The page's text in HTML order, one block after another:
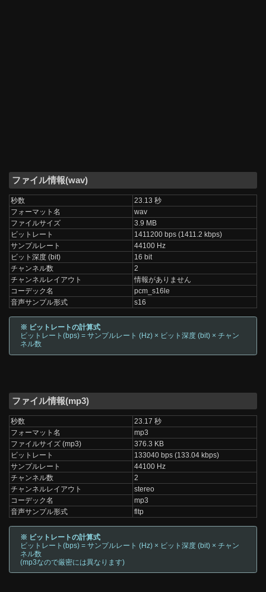
ファイル情報(wav)
秒数
23.13 秒
フォーマット名
wav
ファイルサイズ
3.9 MB
ビットレート
1411200 bps (1411.2 kbps)
サンプルレート
44100 Hz
ビット深度 (bit)
16 bit
チャンネル数
2
チャンネルレイアウト
情報がありません
コーデック名
pcm_s16le
音声サンプル形式
s16
※ ビットレートの計算式
ビットレート(bps) = サンプルレート (Hz) × ビット深度 (bit) × チャン
ネル数
ファイル情報(mp3)
秒数
23.17 秒
フォーマット名
mp3
ファイルサイズ (mp3)
376.3 KB
ビットレート
133040 bps (133.04 kbps)
サンプルレート
44100 Hz
チャンネル数
2
チャンネルレイアウト
stereo
コーデック名
mp3
音声サンプル形式
fltp
※ ビットレートの計算式
ビットレート(bps) = サンプルレート (Hz) × ビット深度 (bit) × チャン
ネル数
(mp3なので厳密には異なります)